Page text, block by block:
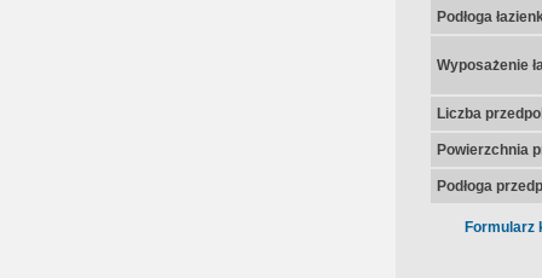
Podłoga
Wyposażenie
Liczba
Powierzchnia
Podłoga
Formularz